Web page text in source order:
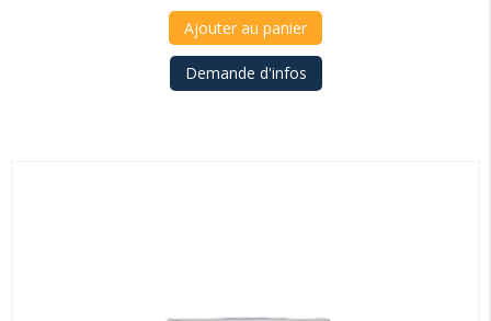
Ajouter au panier
Demande d'infos